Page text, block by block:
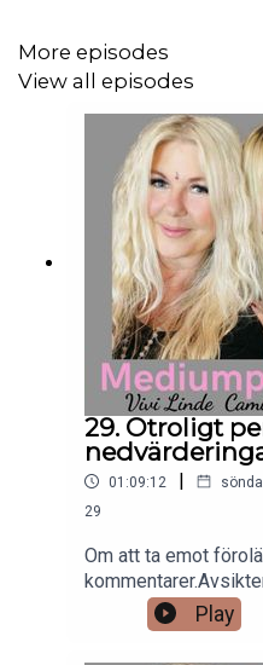
More episodes
View all episodes
29. Otroligt
01:09:12 |
29
Om att ta emot
och Camilla
Play